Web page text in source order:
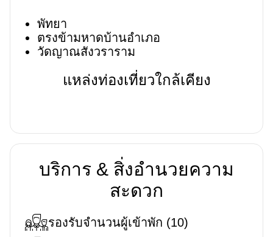
พัทยา
ตรงข้ามหาดบ้านอำเภอ
วัดญาณสังวราราม
แหล่งท่องเที่ยวใกล้เคียง
บริการ & สิ่งอำนวยความ
สะดวก
รองรับจำนวนผู้เข้าพัก (10)